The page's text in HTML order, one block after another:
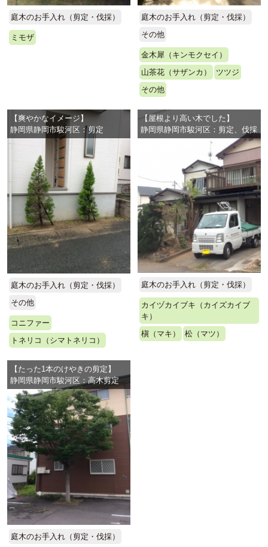
庭木のお手入れ（剪定・伐採）
ミモザ
庭木のお手入れ（剪定・伐採）
その他
金木犀（キンモクセイ）
山茶花（サザンカ）
ツツジ
その他
【爽やかなイメージ】
静岡県静岡市駿河区：剪定
庭木のお手入れ（剪定・伐採）
その他
コニファー
トネリコ（シマトネリコ）
【屋根より高い木でした】
静岡県静岡市駿河区：剪定、伐採
庭木のお手入れ（剪定・伐採）
カイヅカイブキ（カイズカイブ
キ）
槇（マキ）
松（マツ）
【たった1本のけやきの剪定】
静岡県静岡市駿河区：高木剪定
庭木のお手入れ（剪定・伐採）